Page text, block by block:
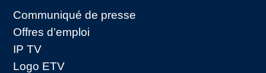
Communiqué de presse
Offres d’emploi
IP TV
Logo ETV